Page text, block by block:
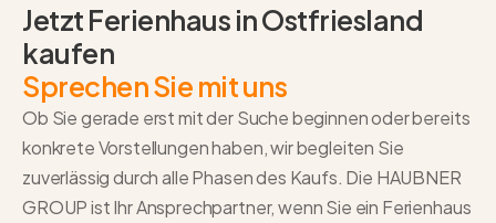
Jetzt Ferienhaus in Ostfriesland
kaufen
Sprechen Sie mit uns
Ob Sie gerade erst mit der Suche beginnen oder bereits
konkrete Vorstellungen haben, wir begleiten Sie
zuverlässig durch alle Phasen des Kaufs. Die HAUBNER
GROUP ist Ihr Ansprechpartner, wenn Sie ein Ferienhaus